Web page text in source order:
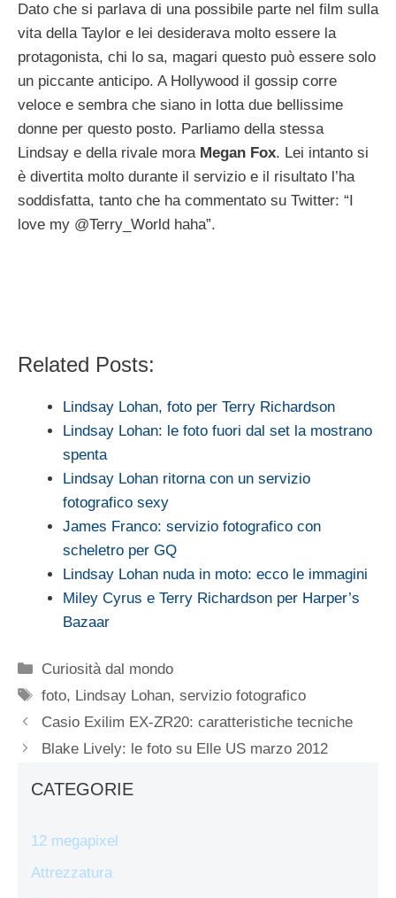
Dato che si parlava di una possibile parte nel film sulla
vita della Taylor e lei desiderava molto essere la
protagonista, chi lo sa, magari questo può essere solo
un piccante anticipo. A Hollywood il gossip corre
veloce e sembra che siano in lotta due bellissime
donne per questo posto. Parliamo della stessa
Lindsay e della rivale mora Megan Fox. Lei intanto si
è divertita molto durante il servizio e il risultato l’ha
soddisfatta, tanto che ha commentato su Twitter: “I
love my @Terry_World haha”.
Related Posts:
Lindsay Lohan, foto per Terry Richardson
Lindsay Lohan: le foto fuori dal set la mostrano
spenta
Lindsay Lohan ritorna con un servizio
fotografico sexy
James Franco: servizio fotografico con
scheletro per GQ
Lindsay Lohan nuda in moto: ecco le immagini
Miley Cyrus e Terry Richardson per Harper’s
Bazaar
Categorie
Curiosità dal mondo
Tag
foto, Lindsay Lohan,servizio fotografico
Casio Exilim EX-ZR20: caratteristiche tecniche
Blake Lively: le foto su Elle US marzo 2012
CATEGORIE
12 megapixel
Attrezzatura